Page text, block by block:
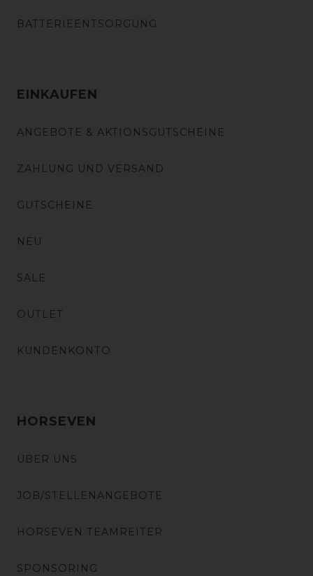
BATTERIEENTSORGUNG
EINKAUFEN
ANGEBOTE & AKTIONSGUTSCHEINE
ZAHLUNG UND VERSAND
GUTSCHEINE
NEU
SALE
OUTLET
KUNDENKONTO
HORSEVEN
ÜBER UNS
JOB/STELLENANGEBOTE
HORSEVEN TEAMREITER
SPONSORING